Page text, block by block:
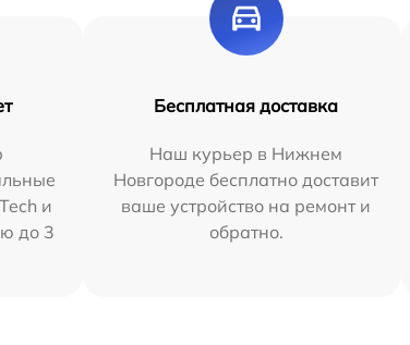
и
до 3
Бесплатная доставка
Наш курьер в Нижнем
Новгороде бесплатно доставит
ваше устройство на ремонт и
обратно.